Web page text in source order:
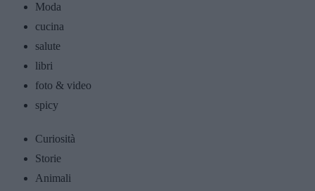
Moda
cucina
salute
libri
foto & video
spicy
Curiosità
Storie
Animali